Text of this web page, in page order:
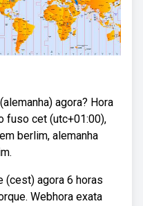
agora? Hora
fuso cet (utc+01:00),
berlim, alemanha
(cest) agora 6 horas
Webhora exata